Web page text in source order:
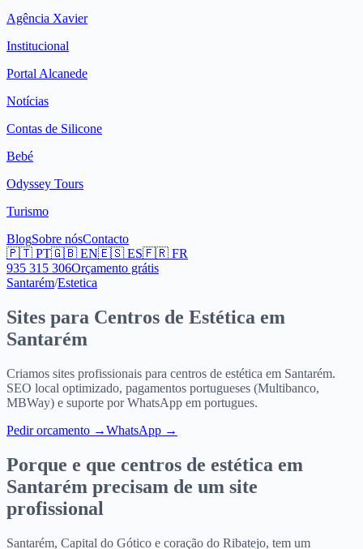
Agência Xavier
Institucional
Portal Alcanede
Notícias
Contas de Silicone
Bebé
Odyssey Tours
Turismo
BlogSobre nósContacto
🇵🇹 PT🇬🇧 EN🇪🇸 ES🇫🇷 FR
935 315 306Orçamento grátis
Santarém/Estetica
Sites para Centros de Estética em
Santarém
Criamos sites profissionais para centros de estética em Santarém.
SEO local optimizado, pagamentos portugueses (Multibanco,
MBWay) e suporte por WhatsApp em portugues.
Pedir orcamento →WhatsApp →
Porque e que centros de estética em
Santarém precisam de um site
profissional
Santarém, Capital do Gótico e coração do Ribatejo, tem um